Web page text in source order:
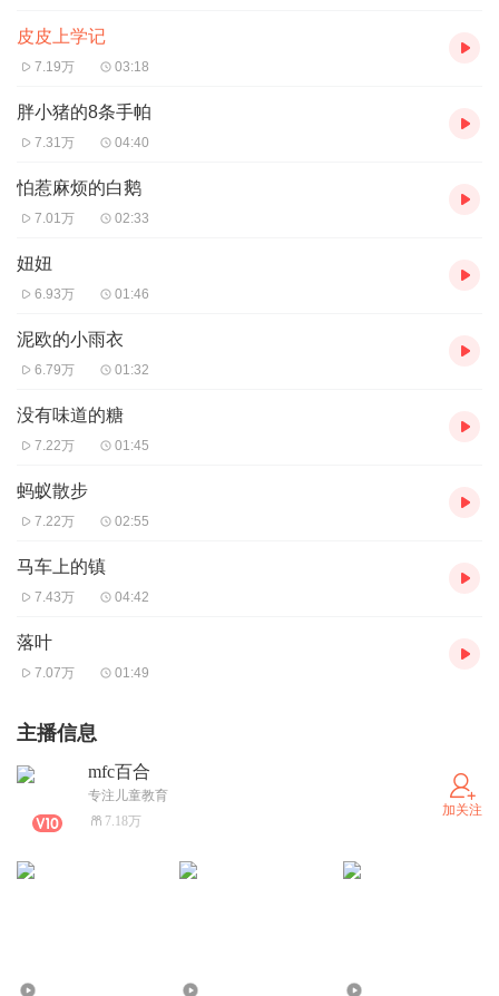
皮皮上学记
7.19万 03:18
胖小猪的8条手帕
7.31万 04:40
怕惹麻烦的白鹅
7.01万 02:33
妞妞
6.93万 01:46
泥欧的小雨衣
6.79万 01:32
没有味道的糖
7.22万 01:45
蚂蚁散步
7.22万 02:55
马车上的镇
7.43万 04:42
落叶
7.07万 01:49
主播信息
mfc百合
专注儿童教育
7.18万
加关注